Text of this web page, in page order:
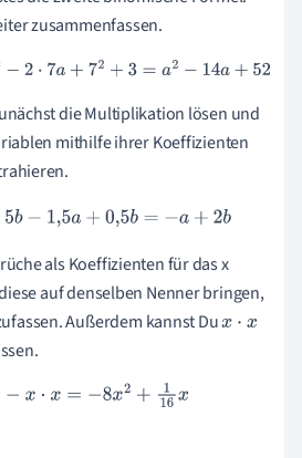
zusammenfassen.
72+3 = a2− 14 a+52
die Multiplikation lösen und
mithilfe ihrer Koeffizienten
⋅0, 5b −1,5a +0 5b=− a+2 b
als Koeffizienten für das x
auf denselben Nenner bringen,
Außerdem kannst Dux⋅ x
−8x2+116x